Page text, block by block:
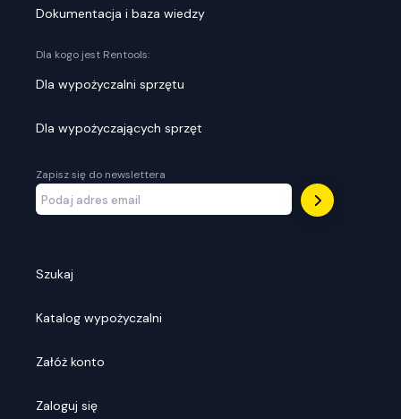
Dokumentacja i baza wiedzy
Dla kogo jest Rentools:
Dla wypożyczalni sprzętu
Dla wypożyczających sprzęt
Zapisz się do newslettera
Szukaj
Katalog wypożyczalni
Załóż konto
Zaloguj się